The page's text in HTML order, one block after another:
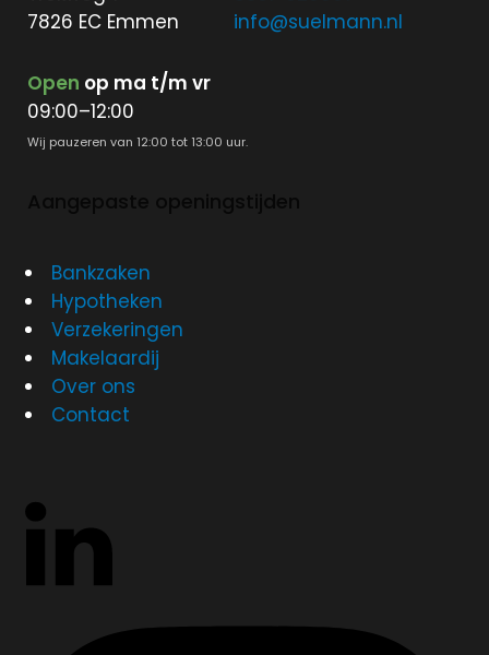
7826 EC Emmen
info@suelmann.nl
Open op ma t/m vr
09:00–12:00
Wij pauzeren van 12:00 tot 13:00 uur.
Bankzaken
Hypotheken
Verzekeringen
Makelaardij
Over ons
Contact